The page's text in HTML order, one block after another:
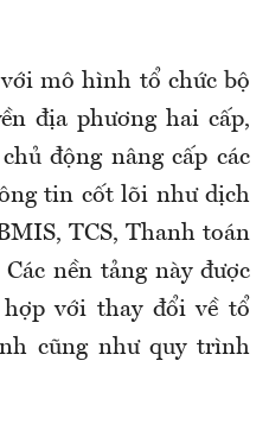
mô hình tổ chức bộ
địa phương hai cấp,
động nâng cấp các
tin cốt lõi như dịch
TCS, Thanh toán
nền tảng này được
với thay đổi về tổ
cũng như quy trình